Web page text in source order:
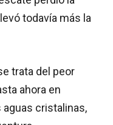
todavía más la
trata del peor
ahora en
cristalinas,